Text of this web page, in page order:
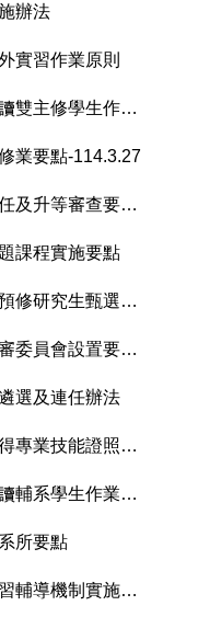
辦法
實習作業原則
國立屏東大學資訊工程學系遴選修讀雙主修學生作業要點-114.3.27
業要點-114.3.27
國立屏東大學資訊工程學系教師聘任及升等審查要點114.02.27
課程實施要點
國立屏東大學資訊工程學系碩士班預修研究生甄選作業要點-114.10.09
國立屏東大學資訊工程學系教師評審委員會設置要點114.04.17
選及連任辦法
國立屏東大學資訊工程學系學生取得專業技能證照補助實施辦法-114.02.20
國立屏東大學資訊工程學系遴選修讀輔系學生作業要點-114.3.27
所要點
國立屏東大學資訊工程學系學生學習輔導機制實施辦法